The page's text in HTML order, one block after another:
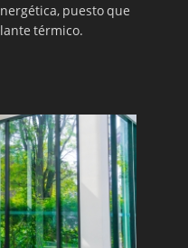
puesto que
térmico.